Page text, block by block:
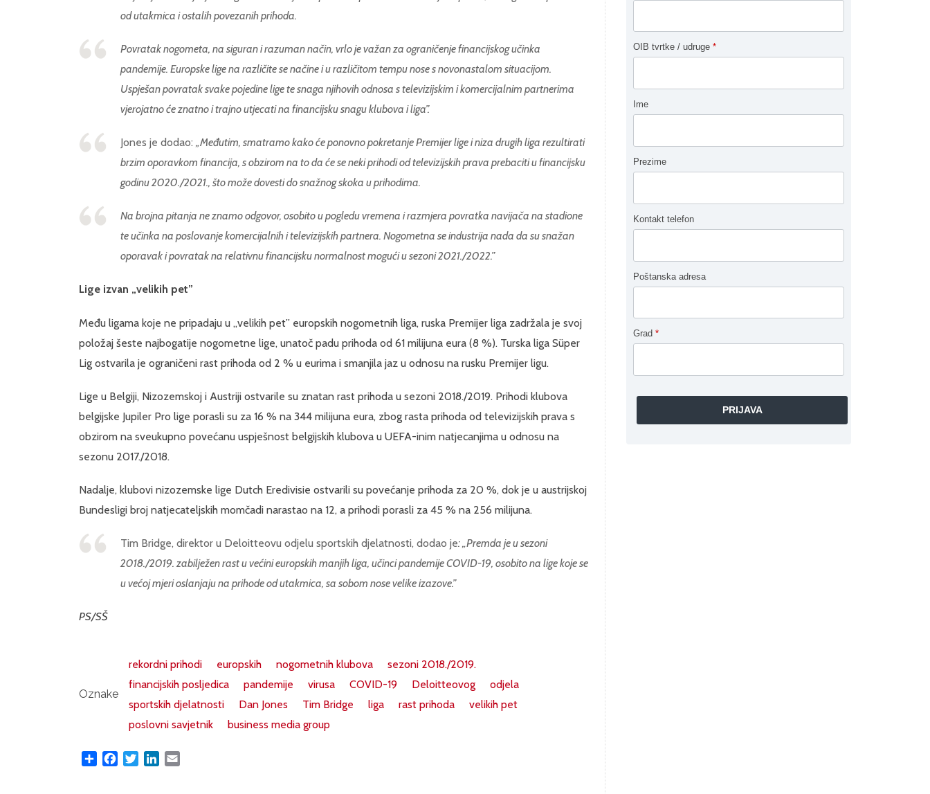
od utakmica i ostalih povezanih prihoda.
Povratak nogometa, na siguran i razuman način, vrlo je važan za ograničenje financijskog učinka
pandemije. Europske lige na različite se načine i u različitom tempu nose s novonastalom situacijom.
Uspješan povratak svake pojedine lige te snaga njihovih odnosa s televizijskim i komercijalnim partnerima
vjerojatno će znatno i trajno utjecati na financijsku snagu klubova i liga”.
Jones je dodao: „Međutim, smatramo kako će ponovno pokretanje Premijer lige i niza drugih liga rezultirati
brzim oporavkom financija, s obzirom na to da će se neki prihodi od televizijskih prava prebaciti u financijsku
godinu 2020./2021., što može dovesti do snažnog skoka u prihodima.
Na brojna pitanja ne znamo odgovor, osobito u pogledu vremena i razmjera povratka navijača na stadione
te učinka na poslovanje komercijalnih i televizijskih partnera. Nogometna se industrija nada da su snažan
oporavak i povratak na relativnu financijsku normalnost mogući u sezoni 2021./2022.”
Lige izvan „velikih pet”
Među ligama koje ne pripadaju u „velikih pet” europskih nogometnih liga, ruska Premijer liga zadržala je svoj
položaj šeste najbogatije nogometne lige, unatoč padu prihoda od 61 milijuna eura (8 %). Turska liga Süper
Lig ostvarila je ograničeni rast prihoda od 2 % u eurima i smanjila jaz u odnosu na rusku Premijer ligu.
Lige u Belgiji, Nizozemskoj i Austriji ostvarile su znatan rast prihoda u sezoni 2018./2019. Prihodi klubova
belgijske Jupiler Pro lige porasli su za 16 % na 344 milijuna eura, zbog rasta prihoda od televizijskih prava s
obzirom na sveukupno povećanu uspješnost belgijskih klubova u UEFA-inim natjecanjima u odnosu na
sezonu 2017./2018.
Nadalje, klubovi nizozemske lige Dutch Eredivisie ostvarili su povećanje prihoda za 20 %, dok je u austrijskoj
Bundesligi broj natjecateljskih momčadi narastao na 12, a prihodi porasli za 45 % na 256 milijuna.
Tim Bridge, direktor u Deloitteovu odjelu sportskih djelatnosti, dodao je: „Premda je u sezoni
2018./2019. zabilježen rast u većini europskih manjih liga, učinci pandemije COVID-19, osobito na lige koje se
u većoj mjeri oslanjaju na prihode od utakmica, sa sobom nose velike izazove.”
PS/SŠ
Oznake
rekordni prihodi europskih nogometnih klubova
sezoni 2018./2019.
financijskih posljedica
pandemije virusa COVID-19 Deloitteovog
odjela
sportskih djelatnosti
Dan Jones Tim Bridge liga rast prihoda
velikih pet
poslovni savjetnik
business media group
Share FacebookTwitterLinkedIn
OIB tvrtke / udruge *
Ime
Prezime
Kontakt telefon
Poštanska adresa
Grad *